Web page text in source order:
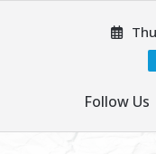
Follow Us